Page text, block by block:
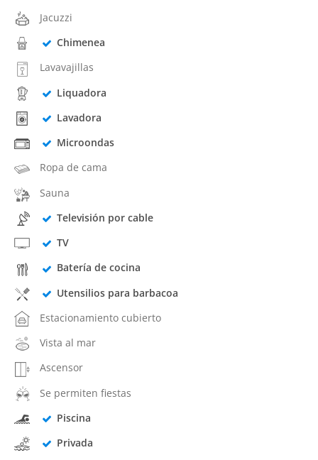
Jacuzzi
Chimenea
Lavavajillas
Liquadora
Lavadora
Microondas
Ropa de cama
Sauna
Televisión por cable
TV
Batería de cocina
Utensilios para barbacoa
Estacionamiento cubierto
Vista al mar
Ascensor
Se permiten fiestas
Piscina
Privada